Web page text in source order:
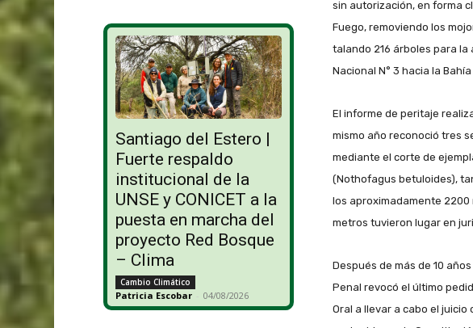
Santiago del Estero |
Fuerte respaldo
institucional de la
UNSE y CONICET a la
puesta en marcha del
proyecto Red Bosque
– Clima
Cambio Climático
Patricia Escobar - 04/08/2026
sin autorización, en forma
Fuego, removiendo los
talando 216 árboles para
Nacional N° 3 hacia la Bahía
El informe de peritaje
mismo año reconoció tres
mediante el corte de
(Nothofagus betuloides),
los aproximadamente
metros tuvieron lugar en
Después de más de 10
Penal revocó el último
Oral a llevar a cabo el